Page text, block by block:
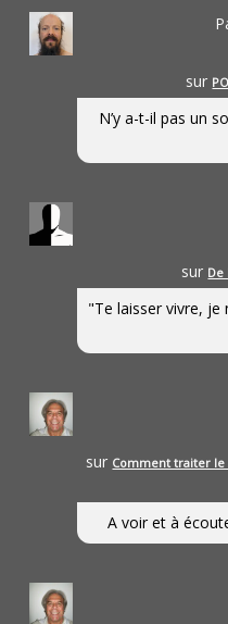
sur
N’y a-t-il pas un
sur De
"Te laisser vivre, je
sur Comment traiter le
A voir et à